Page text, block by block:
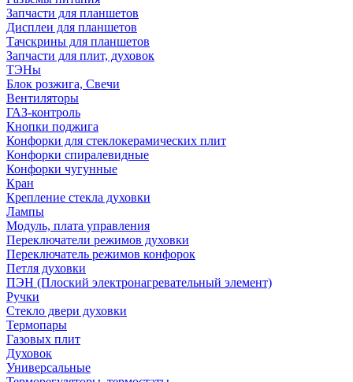
Запчасти для планшетов
Дисплеи для планшетов
Тачскрины для планшетов
Запчасти для плит, духовок
ТЭНы
Блок розжига, Свечи
Вентиляторы
ГАЗ-контроль
Кнопки поджига
Конфорки для стеклокерамических плит
Конфорки спиралевидные
Конфорки чугунные
Кран
Крепление стекла духовки
Лампы
Модуль, плата управления
Переключатели режимов духовки
Переключатель режимов конфорок
Петля духовки
ПЭН (Плоский электронагревательный элемент)
Ручки
Стекло двери духовки
Термопары
Газовых плит
Духовок
Универсальные